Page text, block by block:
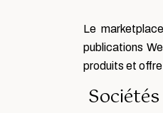
Le
publications
produits et